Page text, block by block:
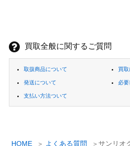
HOME よくある質問 サンリオ
買取全般に関するご質問
取扱商品について 買
発送について 必
支払い方法ついて